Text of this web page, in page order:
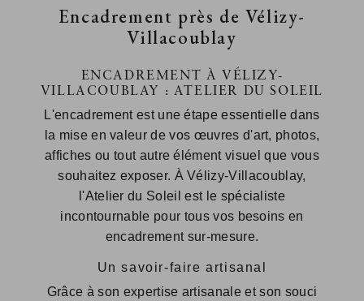
Encadrement près de Vélizy-
Villacoublay
ENCADREMENT À VÉLIZY-
VILLACOUBLAY : ATELIER DU SOLEIL
L'encadrement est une étape essentielle dans
la mise en valeur de vos œuvres d'art, photos,
affiches ou tout autre élément visuel que vous
souhaitez exposer. À Vélizy-Villacoublay,
l'Atelier du Soleil est le spécialiste
incontournable pour tous vos besoins en
encadrement sur-mesure.
Un savoir-faire artisanal
Grâce à son expertise artisanale et son souci